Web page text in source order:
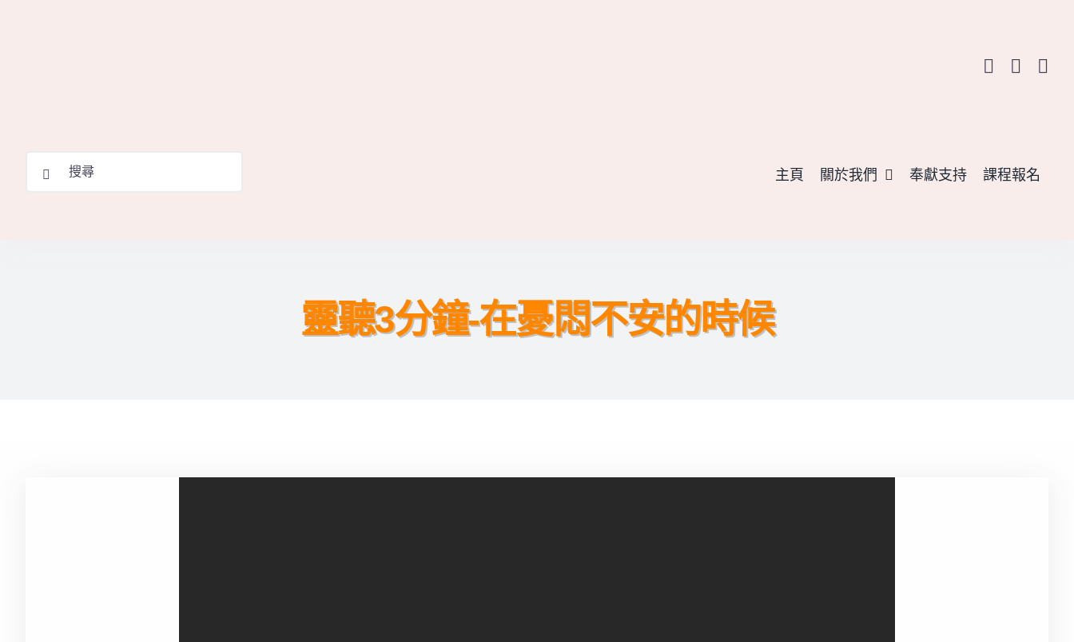
Search
主頁 關於我們 奉獻支持 課程報名
靈聽3分鐘-在憂悶不安的時候